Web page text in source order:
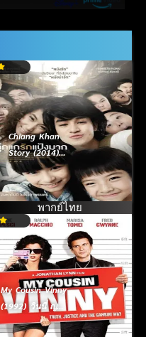
Chiang Khan
Story (2014)
ตุ๊กแกรักแป้งมาก
พากย์ไทย
My Cousin Vinny
(1992) วินนี่ ญาติ
พี่รวมมิตร